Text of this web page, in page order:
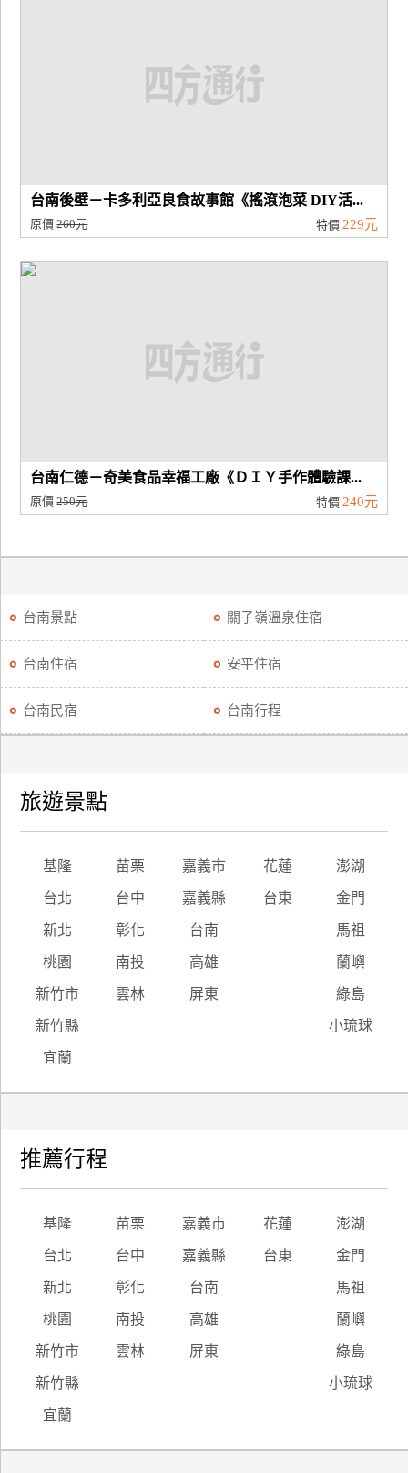
台南後壁－卡多利亞良食故事館《搖滾泡菜 DIY活...
原價260元 特價 229元
台南仁德－奇美食品幸福工廠《ＤＩＹ手作體驗課...
原價250元 特價 240元
台南景點 關子嶺溫泉住宿
台南住宿 安平住宿
台南民宿 台南行程
旅遊景點
基隆 苗栗 嘉義市 花蓮 澎湖
台北 台中 嘉義縣 台東 金門
新北 彰化 台南 馬祖
桃園 南投 高雄 蘭嶼
新竹市 雲林 屏東 綠島
新竹縣 小琉球
宜蘭
推薦行程
基隆 苗栗 嘉義市 花蓮 澎湖
台北 台中 嘉義縣 台東 金門
新北 彰化 台南 馬祖
桃園 南投 高雄 蘭嶼
新竹市 雲林 屏東 綠島
新竹縣 小琉球
宜蘭